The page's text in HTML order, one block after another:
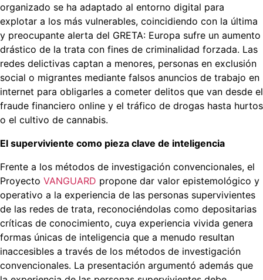
organizado se ha adaptado al entorno digital para
explotar a los más vulnerables, coincidiendo con la última
y preocupante alerta del GRETA: Europa sufre un aumento
drástico de la trata con fines de criminalidad forzada. Las
redes delictivas captan a menores, personas en exclusión
social o migrantes mediante falsos anuncios de trabajo en
internet para obligarles a cometer delitos que van desde el
fraude financiero online y el tráfico de drogas hasta hurtos
o el cultivo de cannabis.
El superviviente como pieza clave de inteligencia
Frente a los métodos de investigación convencionales, el
Proyecto VANGUARD propone dar valor epistemológico y
operativo a la experiencia de las personas supervivientes
de las redes de trata, reconociéndolas como depositarias
críticas de conocimiento, cuya experiencia vivida genera
formas únicas de inteligencia que a menudo resultan
inaccesibles a través de los métodos de investigación
convencionales. La presentación argumentó además que